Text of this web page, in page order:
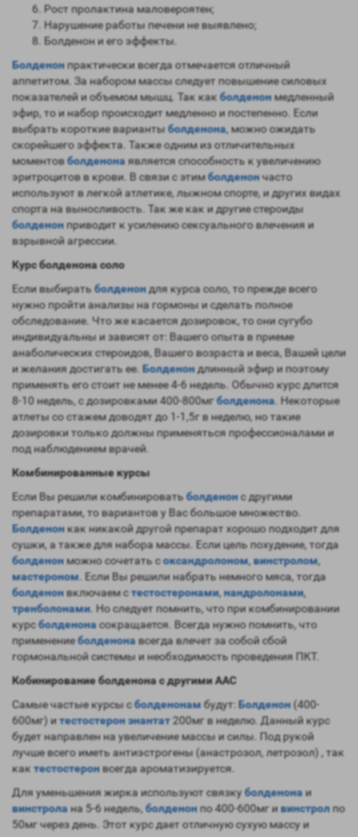
Рост пролактина маловероятен;
Нарушение работы печени не выявлено;
Болденон и его эффекты.
Болденонпрактически всегда отмечается отличный
аппетитом. За набором массы следует повышение силовых
показателей и объемом мышц. Так какболденонмедленный
эфир, то и набор происходит медленно и постепенно. Если
выбрать короткие вариантыболденона, можно ожидать
скорейшего эффекта. Также одним из отличительных
моментовболденонаявляется способность к увеличению
эритроцитов в крови. В связи с этимболденончасто
используют в легкой атлетике, лыжном спорте, и других видах
спорта на выносливость. Так же как и другие стероиды
болденонприводит к усилению сексуального влечения и
взрывной агрессии.
Курс болденона соло
Если выбиратьболденондля курса соло, то прежде всего
нужно пройти анализы на гормоны и сделать полное
обследование. Что же касается дозировок, то они сугубо
индивидуальны и зависят от: Вашего опыта в приеме
анаболических стероидов, Вашего возраста и веса, Вашей цели
и желания достигать ее. Болденондлинный эфир и поэтому
применять его стоит не менее 4-6 недель. Обычно курс длится
8-10 недель, с дозировками 400-800мгболденона . Некоторые
атлеты со стажем доводят до 1-1,5г в неделю, но такие
дозировки только должны применяться профессионалами и
под наблюдением врачей.
Комбинированные курсы
Если Вы решили комбинироватьболденонс другими
препаратами, то вариантов у Вас большое множество.
Болденонкак никакой другой препарат хорошо подходит для
сушки, а также для набора массы. Если цель похудение, тогда
болденонможно сочетать соксандролоном, винстролом,
мастероном . Если Вы решили набрать немного мяса, тогда
болденонвключаем стестостеронами, нандролонами,
тренболонами. Но следует помнить, что при комбинировании
курсболденонасокращается. Всегда нужно помнить, что
применениеболденонавсегда влечет за собой сбой
гормональной системы и необходимость проведения ПКТ.
Кобинирование болденона с другими ААС
Самые частые курсы сболденонамбудут: Болденон(400-
600мг) итестостерон энантат200мг в неделю. Данный курс
будет направлен на увеличение массы и силы. Под рукой
лучше всего иметь антиэстрогены (анастрозол, летрозол) , так
как тестостеронвсегда ароматизируется.
Для уменьшения жирка используют связкуболденонаи
винстролана 5-6 недель,болденонпо 400-600мг ивинстролпо
50мг через день. Этот курс дает отличную сухую массу и